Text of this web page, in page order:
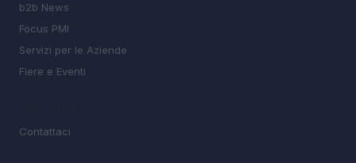
b2b News
Focus PMI
Servizi per le Aziende
Fiere e Eventi
Contattaci